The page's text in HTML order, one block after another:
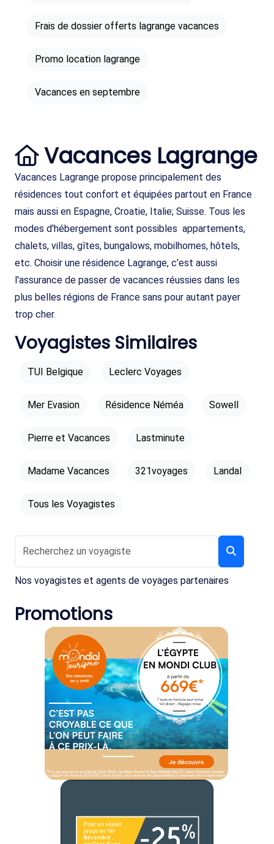
Frais de dossier offerts lagrange vacances
Promo location lagrange
Vacances en septembre
Vacances Lagrange
Vacances Lagrange propose principalement des
résidences tout confort et équipées partout en France
mais aussi en Espagne, Croatie, Italie; Suisse. Tous les
modes d'hébergement sont possibles appartements,
chalets, villas, gîtes, bungalows, mobilhomes, hôtels,
etc. Choisir une résidence Lagrange, c'est aussi
l'assurance de passer de vacances réussies dans les
plus belles régions de France sans pour autant payer
trop cher.
Voyagistes Similaires
TUI Belgique Leclerc Voyages
Mer Evasion Résidence Néméa Sowell
Pierre et Vacances Lastminute
Madame Vacances 321voyages Landal
Tous les Voyagistes
Nos voyagistes et agents de voyages partenaires
Promotions